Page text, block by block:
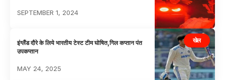
SEPTEMBER 1, 2024
खेल
इंग्लैंड दौरे के लिये भारतीय टेस्ट टीम घोषित,गिल कप्तान पंत
उपकप्तान
MAY 24, 2025